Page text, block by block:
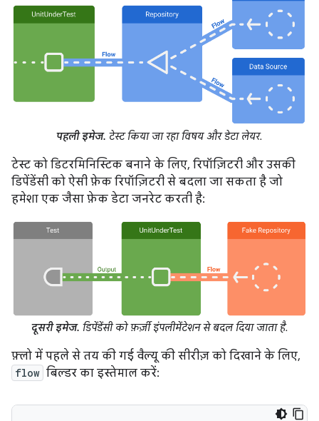
पहली इमेज. टेस्ट किया जा रहा विषय और डेटा लेयर.
टेस्ट को डिटरमिनिस्टिक बनाने के लिए, रिपॉज़िटरी और उसकी
डिपेंडेंसी को ऐसी फ़ेक रिपॉज़िटरी से बदला जा सकता है जो
हमेशा एक जैसा फ़ेक डेटा जनरेट करती है:
दूसरी इमेज. डिपेंडेंसी को फ़र्ज़ी इंपलीमेंटेशन से बदल दिया जाता है.
फ़्लो में पहले से तय की गई वैल्यू की सीरीज़ को दिखाने के लिए,
flow बिल्डर का इस्तेमाल करें: